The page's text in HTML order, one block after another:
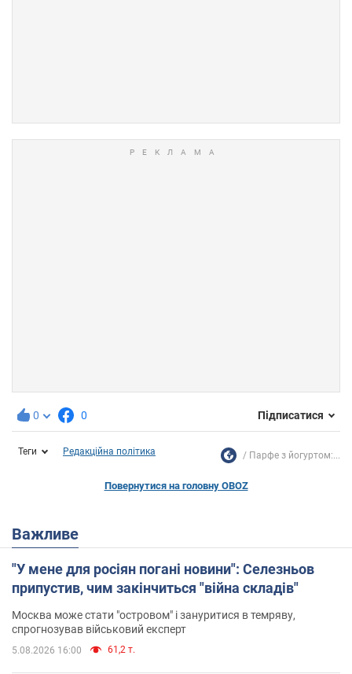
0 0 Підписатися
Теги Редакційна політика Парфе з йогуртом:...
Повернутися на головну OBOZ
Важливе
"У мене для росіян погані новини": Селезньов
припустив, чим закінчиться "війна складів"
Москва може стати "островом" і зануритися в темряву,
спрогнозував військовий експерт
5.08.2026 16:00 61,2 т.